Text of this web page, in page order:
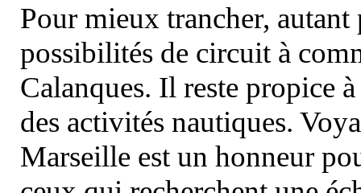
Pour mieux trancher, autant
possibilités de circuit à
Calanques. Il reste propice
des activités nautiques.
Marseille est un honneur